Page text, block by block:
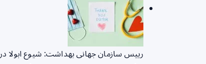
رییس سازمان جهانی بهداشت: شیوع ابولا در